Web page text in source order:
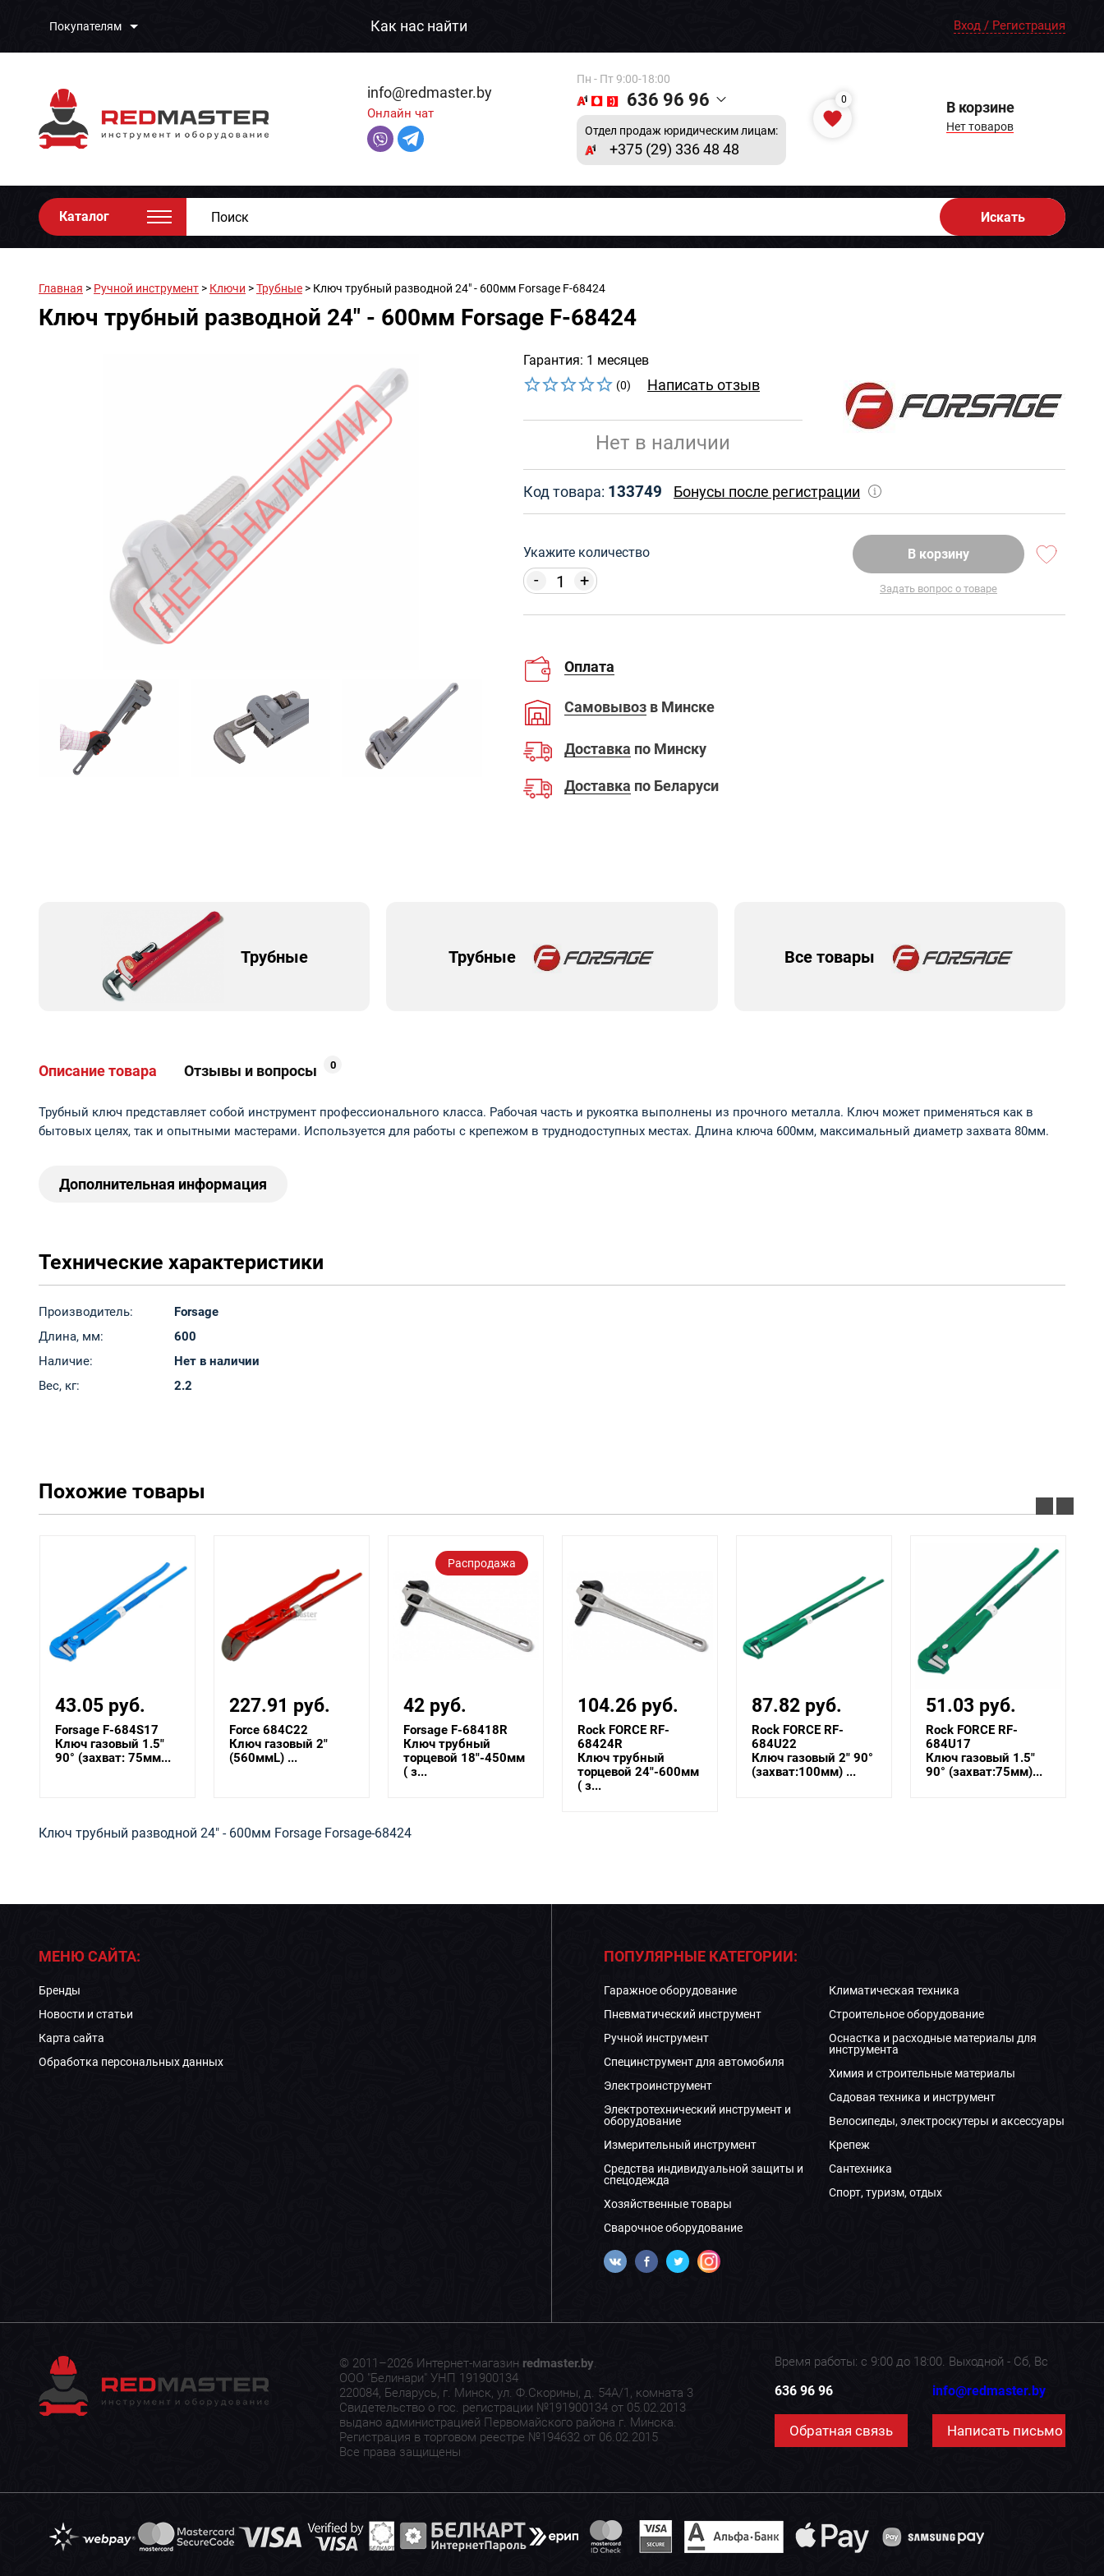
Покупателям Как нас найти Вход / Регистрация
info@redmaster.by
Онлайн чат
Пн - Пт 9:00-18:00
636 96 96
Отдел продаж юридическим лицам:
+375 (29) 336 48 48
0 В корзине
Нет товаров
Каталог Искать
Главная > Ручной инструмент > Ключи >Трубные > Ключ трубный разводной 24" - 600мм Forsage F-68424
Ключ трубный разводной 24" - 600мм Forsage F-68424
Гарантия: 1 месяцев
(0) Написать отзыв
Нет в наличии
Код товара: 133749 Бонусы после регистрации
Укажите количество
+
-
В корзину
Задать вопрос о товаре
Оплата
Самовывоз в Минске
Доставка по Минску
Доставка по Беларуси
Трубные Трубные Все товары
Описание товара Отзывы и вопросы 0
Трубный ключ представляет собой инструмент профессионального класса. Рабочая часть и рукоятка выполнены из прочного металла. Ключ может применяться как в
бытовых целях, так и опытными мастерами. Используется для работы с крепежом в труднодоступных местах. Длина ключа 600мм, максимальный диаметр захвата 80мм.
Дополнительная информация
Технические характеристики
Производитель:
Forsage
Длина, мм:
600
Наличие:
Нет в наличии
Вес, кг:
2.2
Похожие товары
43.05 руб.
Forsage F-684S17
Ключ газовый 1.5"
90° (захват: 75мм...
227.91 руб.
Force 684C22
Ключ газовый 2"
(560ммL) ...
Распродажа
42 руб.
Forsage F-68418R
Ключ трубный
торцевой 18"-450мм
( з...
104.26 руб.
Rock FORCE RF-
68424R
Ключ трубный
торцевой 24"-600мм
( з...
87.82 руб.
Rock FORCE RF-
684U22
Ключ газовый 2" 90°
(захват:100мм) ...
51.03 руб.
Rock FORCE RF-
684U17
Ключ газовый 1.5"
90° (захват:75мм)...
Ключ трубный разводной 24" - 600мм Forsage Forsage-68424
МЕНЮ САЙТА:
Бренды
Новости и статьи
Карта сайта
Обработка персональных данных
ПОПУЛЯРНЫЕ КАТЕГОРИИ:
Гаражное оборудование
Пневматический инструмент
Ручной инструмент
Специнструмент для автомобиля
Электроинструмент
Электротехнический инструмент и
оборудование
Измерительный инструмент
Средства индивидуальной защиты и
спецодежда
Хозяйственные товары
Сварочное оборудование
Климатическая техника
Строительное оборудование
Оснастка и расходные материалы для
инструмента
Химия и строительные материалы
Садовая техника и инструмент
Велосипеды, электроскутеры и аксессуары
Крепеж
Сантехника
Спорт, туризм, отдых
© 2011–2026 Интернет-магазин redmaster.by.
ООО "Белинари" УНП 191900134
220084, Беларусь, г. Минск, ул. Ф.Скорины, д. 54А/1, комната 3
Свидетельство о гос. регистрации №191900134 от 05.02.2013
выдано администрацией Первомайского района г. Минска.
Регистрация в торговом реестре №194632 от 06.02.2015
Все права защищены
Время работы: с 9:00 до 18:00. Выходной - Сб, Вс
636 96 96
Обратная связь
info@redmaster.by
Написать письмо